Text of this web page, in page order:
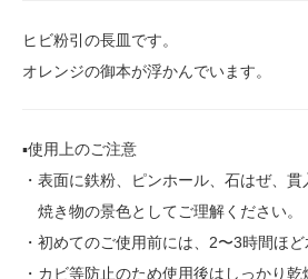
ヒビ粉引の長皿です。
オレンジの御本が浮かんでいます。
▪️使用上のご注意
・表面に鉄粉、ピンホール、石はぜ、貫
焼き物の景色としてご理解ください。
・初めてのご使用前には、2〜3時間ほど
・カビ等防止のため使用後はしっかり